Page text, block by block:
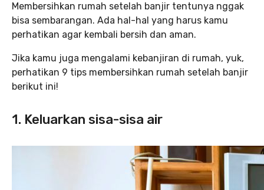
Membersihkan rumah setelah banjir tentunya nggak
bisa sembarangan. Ada hal-hal yang harus kamu
perhatikan agar kembali bersih dan aman.
Jika kamu juga mengalami kebanjiran di rumah, yuk,
perhatikan 9 tips membersihkan rumah setelah banjir
berikut ini!
1. Keluarkan sisa-sisa air